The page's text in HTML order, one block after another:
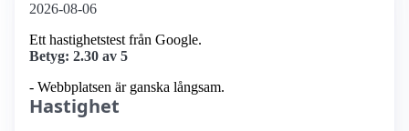
2026-08-06
Ett hastighetstest från Google.
Betyg: 2.30 av 5
- Webbplatsen är ganska långsam.
Hastighet